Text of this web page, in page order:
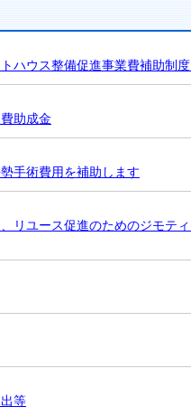
ハウス整備促進事業費補助制
助成金
手術費用を補助します
リユース促進のためのジモテ
等